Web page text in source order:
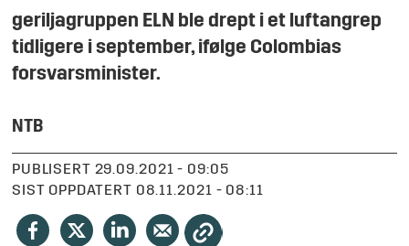
geriljagruppen ELN ble drept i et luftangrep
tidligere i september, ifølge Colombias
forsvarsminister.
NTB
PUBLISERT
29.09.2021 - 09:05
SIST OPPDATERT
08.11.2021 - 08:11